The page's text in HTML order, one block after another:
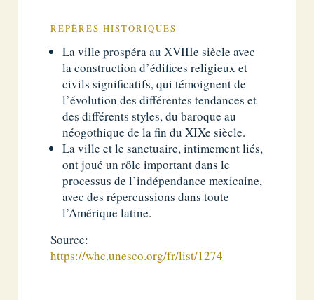
REPÈRES HISTORIQUES
La ville prospéra au XVIIIe siècle avec
la construction d’édifices religieux et
civils significatifs, qui témoignent de
l’évolution des différentes tendances et
des différents styles, du baroque au
néogothique de la fin du XIXe siècle.
La ville et le sanctuaire, intimement liés,
ont joué un rôle important dans le
processus de l’indépendance mexicaine,
avec des répercussions dans toute
l’Amérique latine.
Source:
https://whc.unesco.org/fr/list/1274